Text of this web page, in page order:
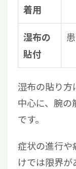
着用
湿布の
貼付
湿布の貼り方
中心に、腕の
です。
症状の進行や
けでは限界